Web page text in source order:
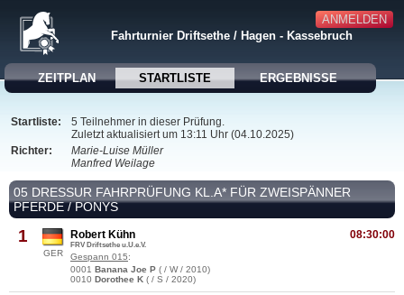
ANMELDEN
Fahrturnier Driftsethe / Hagen - Kassebruch
ZEITPLAN STARTLISTE ERGEBNISSE
Startliste:
5 Teilnehmer in dieser Prüfung.
Zuletzt aktualisiert um 13:11 Uhr (04.10.2025)
Richter:
Marie-Luise Müller
Manfred Weilage
05 DRESSUR FAHRPRÜFUNG KL.A* FÜR ZWEISPÄNNER
PFERDE / PONYS
1
GER
08:30:00
Robert Kühn
FRV Driftsethe u.U.e.V.
Gespann 015:
0001 Banana Joe P ( / W / 2010)
0010 Dorothee K ( / S / 2020)